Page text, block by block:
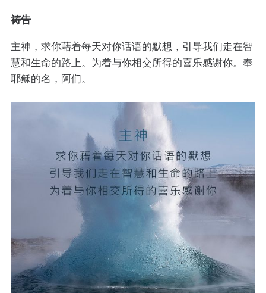
祷告
主神，求你藉着每天对你话语的默想，引导我们走在智
慧和生命的路上。为着与你相交所得的喜乐感谢你。奉
耶稣的名，阿们。